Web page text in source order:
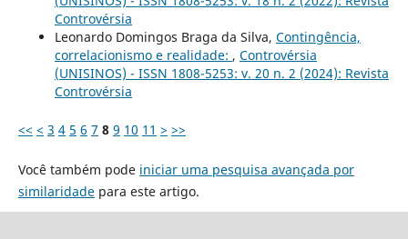
Controvérsia
Leonardo Domingos Braga da Silva, Contingência,
correlacionismo e realidade: , Controvérsia
(UNISINOS) - ISSN 1808-5253: v. 20 n. 2 (2024): Revista
Controvérsia
<< < 3 4 5 6 7 8 9 10 11 > >>
Você também pode iniciar uma pesquisa avançada por
similaridadepara este artigo.